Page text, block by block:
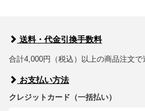
送料・代金引換手数料
合計4,000円（税込）以上の商品注文で
お支払い方法
クレジットカード（一括払い）